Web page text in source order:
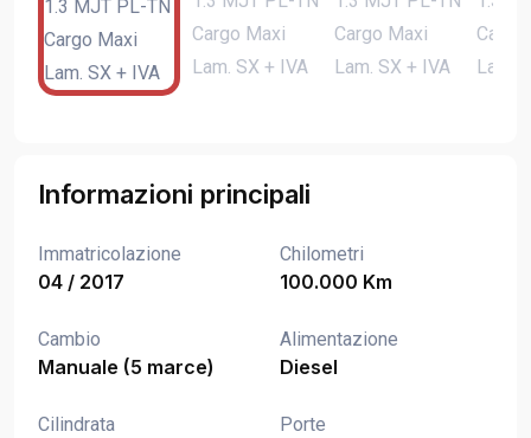
Informazioni principali
Immatricolazione
04 / 2017
Chilometri
100.000 Km
Cambio
Manuale (5 marce)
Alimentazione
Diesel
Cilindrata Porte